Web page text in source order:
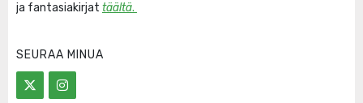
ja fantasiakirjat täältä.
SEURAA MINUA